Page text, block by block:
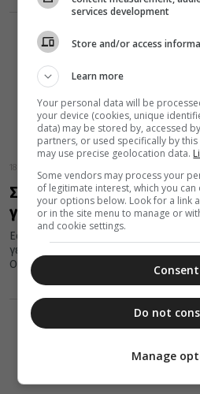
18 Οκτωβρίου 2017
Σαν Σήμερα 18
γεγονότα
Εορτές της Ορθοδοξίας, σημαντικά
γεγονότα, γεννήσεις και θάνατοι
Οκτωβρίου. Το 2009...
services development
Store and/or access
Learn more
Your personal data will be
your device (cookies, unique
data) may be stored by, accessed
partners, or used specifically by
may use precise geolocation data.
Some vendors may process your
of legitimate interest, which you
your options below. Look for a link
or in the site menu to manage or
and cookie settings.
Consent
Do not
Manage